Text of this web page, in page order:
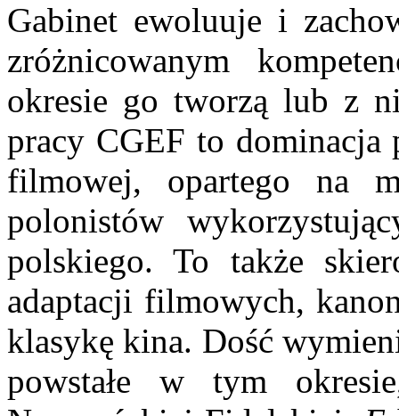
Gabinet ewoluuje i
zróżnicowanym
okresie go tworzą lub z
pracy CGEF to dominacja
filmowej, opartego na
polonistów
polskiego. To także
adaptacji filmowych,
klasykę kina. Dość
powstałe w tym